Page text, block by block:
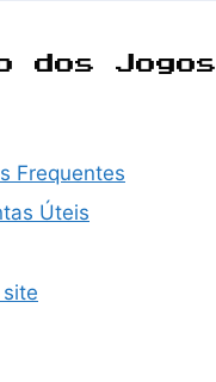
dos Jogos
Frequentes
Úteis